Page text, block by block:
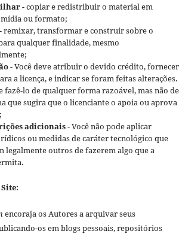
- copiar e redistribuir o material em
ou formato;
remixar, transformar e construir sobre o
qualquer finalidade, mesmo
- Você deve atribuir o devido crédito, fornecer
a licença, e indicar se foram feitas alterações.
fazê-lo de qualquer forma razoável, mas não de
que sugira que o licenciante o apoia ou aprova
adicionais- Você não pode aplicar
ou medidas de caráter tecnológico que
legalmente outros de fazerem algo que a
encoraja os Autores a arquivar seus
os em blogs pessoais, repositórios